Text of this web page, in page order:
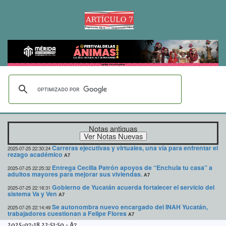
Notas antiguas
2025-07-25 22:30:24 Carreras ejecutivas y virtuales, una vía para enfrentar el
rezago académico A7
2025-07-25 22:25:32 Entrega Cecilia Patrón apoyos de “Enchula tu casa” a
adultos mayores para mejorar sus viviendas. A7
2025-07-25 22:18:31 Gobierno de Yucatán acuerda fortalecer el servicio del
sistema Va y Ven A7
2025-07-25 22:14:49 Se autonombra nuevo encargado del INAH Yucatán,
trabajadores cuestionan a Felipe Flores A7